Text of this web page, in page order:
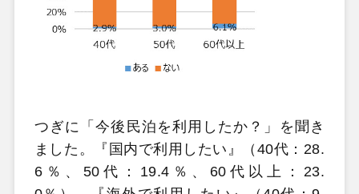
つぎに「今後民泊を利用したか？」を聞き
ました。『国内で利用したい』（40代：28.
6％、50代：19.4％、60代以上：23.